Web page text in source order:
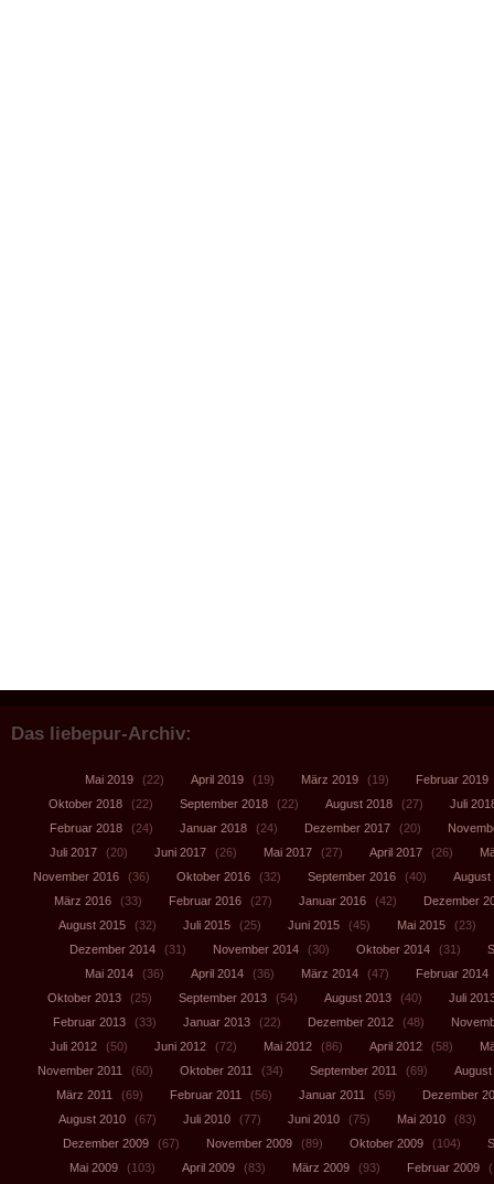
Das liebepur-Archiv:
Mai 2019 (22) April 2019 (19) März 2019 (19) Februar 2019
Oktober 2018
(22) September 2018 (22) August 2018 (27)
Juli
Februar 2018
(24) Januar 2018 (24) Dezember 2017 (20)
Juli 2017
(20) Juni 2017 (26) Mai 2017 (27) April 2017 (26)
November 2016
(36) Oktober 2016 (32) September 2016 (40)
August
März 2016
(33) Februar 2016 (27) Januar 2016 (42)
Dezember
August 2015
(32) Juli 2015 (25) Juni 2015 (45) Mai 2015
(23)
Dezember 2014
(31) November 2014 (30) Oktober 2014 (31)
Mai 2014
(36) April 2014 (36) März 2014 (47) Februar 2014
Oktober 2013
(25) September 2013 (54) August 2013 (40)
Juli
Februar 2013
(33) Januar 2013 (22) Dezember 2012 (48)
Juli 2012
(50) Juni 2012 (72) Mai 2012 (86) April 2012 (58)
November 2011
(60) Oktober 2011 (34) September 2011 (69)
August
März 2011
(69) Februar 2011 (56) Januar 2011 (59)
Dezember
August 2010
(67) Juli 2010 (77) Juni 2010 (75) Mai 2010
(83)
Dezember 2009
(67) November 2009 (89) Oktober 2009 (104)
Mai 2009
(103) April 2009 (83) März 2009 (93) Februar 2009